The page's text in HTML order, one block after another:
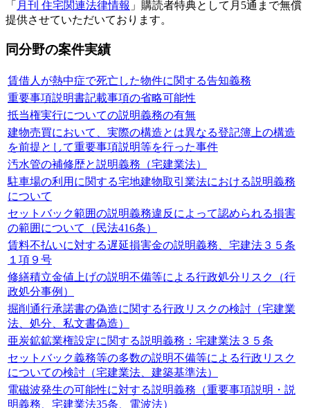
「 月刊 住宅関連法律情報 」購読者特典として月5通まで無償
提供させていただいております。
同分野の案件実績
賃借人が熱中症で死亡した物件に関する告知義務
重要事項説明書記載事項の省略可能性
抵当権実行についての説明義務の有無
建物売買において、実際の構造とは異なる登記簿上の構造
を前提として重要事項説明等を行った事件
汚水管の補修歴と説明義務（宅建業法）
駐車場の利用に関する宅地建物取引業法における説明義務
について
セットバック範囲の説明義務違反によって認められる損害
の範囲について（民法416条）
賃料不払いに対する遅延損害金の説明義務、宅建法３５条
１項９号
修繕積立金値上げの説明不備等による行政処分リスク（行
政処分事例）
掘削通行承諾書の偽造に関する行政リスクの検討（宅建業
法、処分、私文書偽造）
亜炭鉱鉱業権設定に関する説明義務：宅建業法３５条
セットバック義務等の多数の説明不備等による行政リスク
についての検討（宅建業法、建築基準法）
電磁波発生の可能性に対する説明義務（重要事項説明・説
明義務、宅建業法35条、電波法）